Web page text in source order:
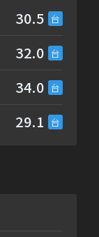
30.5
32.0
34.0
29.1